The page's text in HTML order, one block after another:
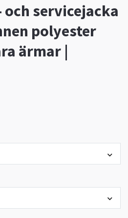
och servicejacka
polyester
ärmar |